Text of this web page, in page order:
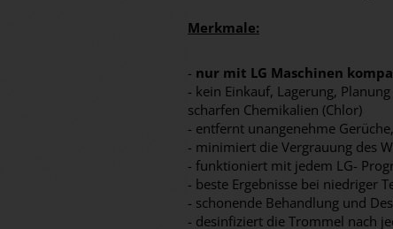
Merkmale:
- nur mit LG Maschinen
- kein Einkauf, Lagerung,
scharfen Chemikalien (Chlor)
- entfernt unangenehme
- minimiert die Vergrauung des
- funktioniert mit jedem LG-
- beste Ergebnisse bei niedriger
- schonende Behandlung und
- desinfiziert die Trommel nach